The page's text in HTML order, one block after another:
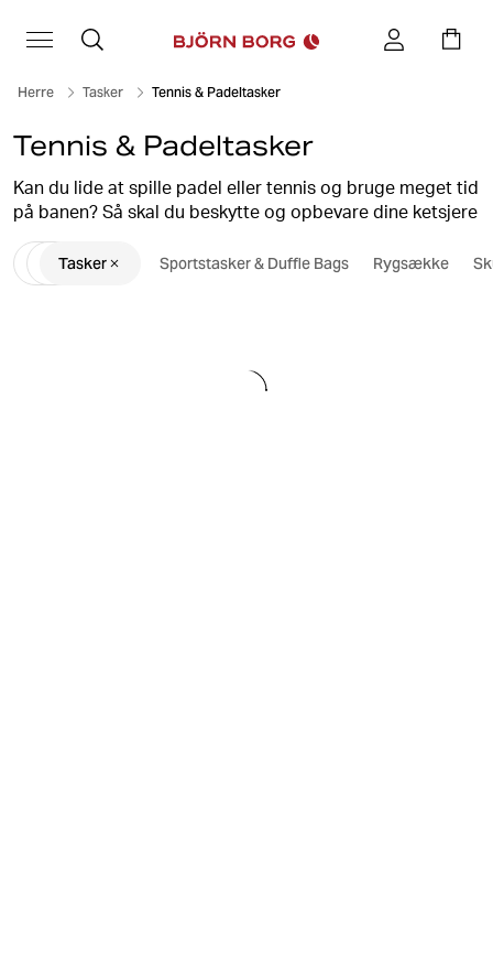
Herre Tasker Tennis & Padeltasker
Tennis & Padeltasker
Kan du lide at spille padel eller tennis og bruge meget tid
på banen? Så skal du beskytte og opbevare dine ketsjere
og bolde på en pæn og smart måde. Du bærer dem
sikkert og bekvemt med vores stilfulde tennis- og
padeltasker.
Tasker Sportstasker & Duffle Bags Rygsække